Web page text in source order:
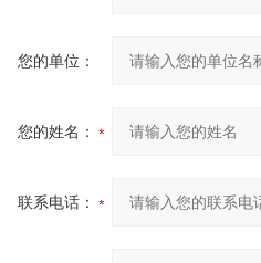
您的单位：
您的姓名：
联系电话：